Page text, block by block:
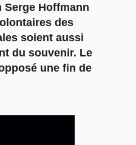
Serge Hoffmann
des
soient aussi
du souvenir. Le
une fin de